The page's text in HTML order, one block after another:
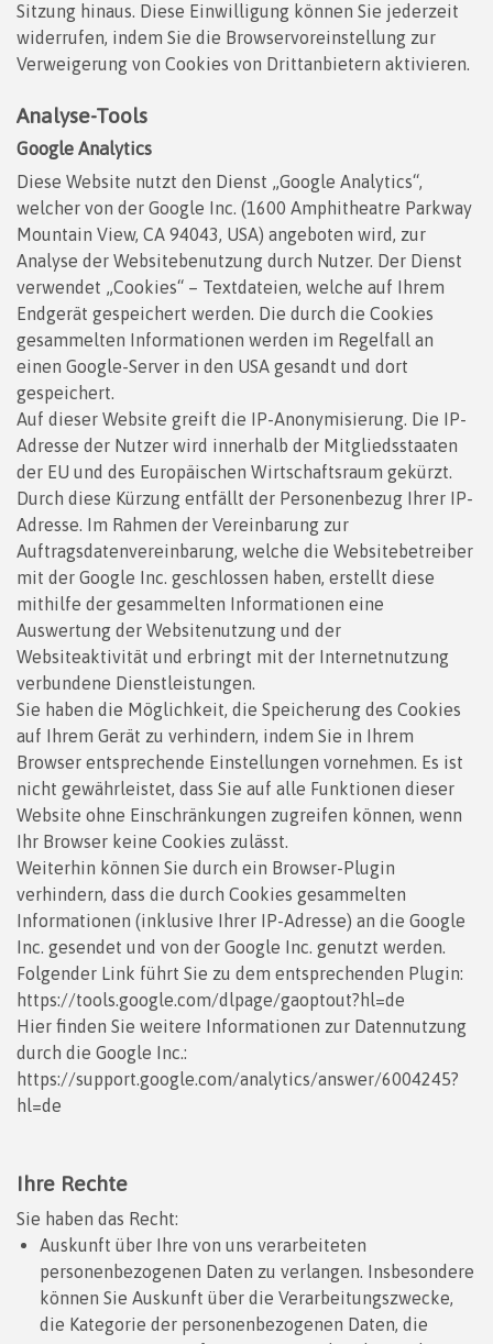
Sitzung hinaus. Diese Einwilligung können Sie jederzeit
widerrufen, indem Sie die Browservoreinstellung zur
Verweigerung von Cookies von Drittanbietern aktivieren.
Analyse-Tools
Google Analytics
Diese Website nutzt den Dienst „Google Analytics“,
welcher von der Google Inc. (1600 Amphitheatre Parkway
Mountain View, CA 94043, USA) angeboten wird, zur
Analyse der Websitebenutzung durch Nutzer. Der Dienst
verwendet „Cookies“ – Textdateien, welche auf Ihrem
Endgerät gespeichert werden. Die durch die Cookies
gesammelten Informationen werden im Regelfall an
einen Google-Server in den USA gesandt und dort
gespeichert.
Auf dieser Website greift die IP-Anonymisierung. Die IP-
Adresse der Nutzer wird innerhalb der Mitgliedsstaaten
der EU und des Europäischen Wirtschaftsraum gekürzt.
Durch diese Kürzung entfällt der Personenbezug Ihrer IP-
Adresse. Im Rahmen der Vereinbarung zur
Auftragsdatenvereinbarung, welche die Websitebetreiber
mit der Google Inc. geschlossen haben, erstellt diese
mithilfe der gesammelten Informationen eine
Auswertung der Websitenutzung und der
Websiteaktivität und erbringt mit der Internetnutzung
verbundene Dienstleistungen.
Sie haben die Möglichkeit, die Speicherung des Cookies
auf Ihrem Gerät zu verhindern, indem Sie in Ihrem
Browser entsprechende Einstellungen vornehmen. Es ist
nicht gewährleistet, dass Sie auf alle Funktionen dieser
Website ohne Einschränkungen zugreifen können, wenn
Ihr Browser keine Cookies zulässt.
Weiterhin können Sie durch ein Browser-Plugin
verhindern, dass die durch Cookies gesammelten
Informationen (inklusive Ihrer IP-Adresse) an die Google
Inc. gesendet und von der Google Inc. genutzt werden.
Folgender Link führt Sie zu dem entsprechenden Plugin:
https://tools.google.com/dlpage/gaoptout?hl=de
Hier finden Sie weitere Informationen zur Datennutzung
durch die Google Inc.:
https://support.google.com/analytics/answer/6004245?
hl=de
Ihre Rechte
Sie haben das Recht:
Auskunft über Ihre von uns verarbeiteten
personenbezogenen Daten zu verlangen. Insbesondere
können Sie Auskunft über die Verarbeitungszwecke,
die Kategorie der personenbezogenen Daten, die